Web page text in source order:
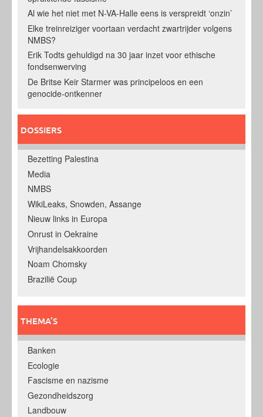
Al wie het niet met N-VA-Halle eens is verspreidt ‘onzin’
Elke treinreiziger voortaan verdacht zwartrijder volgens
NMBS?
Erik Todts gehuldigd na 30 jaar inzet voor ethische
fondsenwerving
De Britse Keir Starmer was principeloos en een
genocide-ontkenner
DOSSIERS
Bezetting Palestina
Media
NMBS
WikiLeaks, Snowden, Assange
Nieuw links in Europa
Onrust in Oekraine
Vrijhandelsakkoorden
Noam Chomsky
Brazilië Coup
THEMA’S
Banken
Ecologie
Fascisme en nazisme
Gezondheidszorg
Landbouw